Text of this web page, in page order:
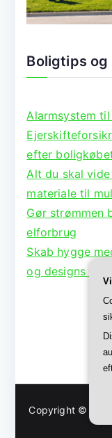
Boligtips og
Alarmsystem
efter
Alt du skal
materiale til
Gør strømmen
elforbrug
Skab hygge
og designs til
Copyright © 2026